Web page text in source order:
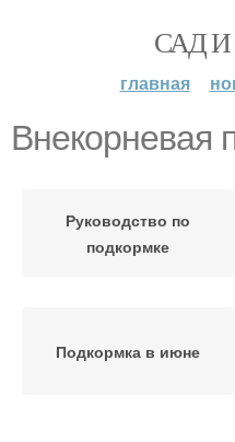
САД
главная
Внекорневая
Руководство по
подкормке
Подкормка в июне